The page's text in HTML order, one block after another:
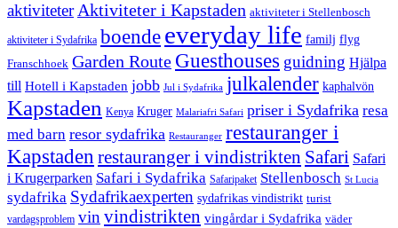
aktiviteterAktiviteter i Kapstaden aktiviteter i Stellenbosch
aktiviteter i Sydafrika boende everyday life familj flyg
Franschhoek Garden Route Guesthouses guidning Hjälpa
till Hotell i Kapstaden jobb Jul i Sydafrika julkalender kaphalvön
Kapstaden Kenya Kruger Malariafri Safari priser i Sydafrika resa
med barn resor sydafrika Restauranger restauranger i
Kapstaden restauranger i vindistrikten Safari Safari
i Krugerparken Safari i Sydafrika Safaripaket Stellenbosch St Lucia
sydafrika Sydafrikaexperten sydafrikas vindistrikt turist
vardagsproblem vinvindistrikten vingårdar i Sydafrika väder